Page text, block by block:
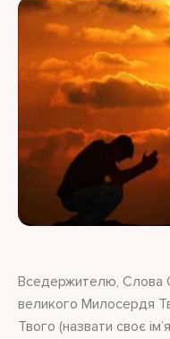
Вседержителю, Слова
великого Милосердя
Твого (назвати своє